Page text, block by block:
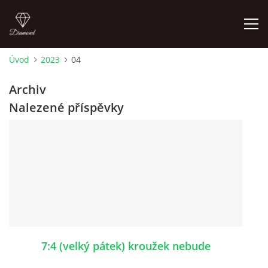
AKTUALITY
FOTOALBUM
Úvod 2023 04
Archiv
Nalezené příspěvky
7:4 (velký pátek) kroužek nebude